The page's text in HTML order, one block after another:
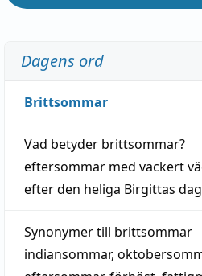
Dagens ord
Brittsommar
Vad betyder brittsommar?
eftersommar med vackert
efter den heliga Birgittas dag
Synonymer till brittsommar
indiansommar,